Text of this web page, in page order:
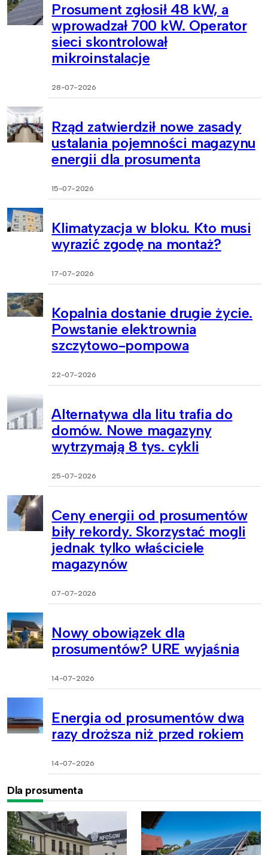
Prosument zgłosił 48 kW, a
wprowadzał 700 kW. Operator
sieci skontrolował
mikroinstalacje
28-07-2026
Rząd zatwierdził nowe zasady
ustalania pojemności magazynu
energii dla prosumenta
15-07-2026
Klimatyzacja w bloku. Kto musi
wyrazić zgodę na montaż?
17-07-2026
Kopalnia dostanie drugie życie.
Powstanie elektrownia
szczytowo-pompowa
22-07-2026
Alternatywa dla litu trafia do
domów. Nowe magazyny
wytrzymają 8 tys. cykli
25-07-2026
Ceny energii od prosumentów
biły rekordy. Skorzystać mogli
jednak tylko właściciele
magazynów
07-07-2026
Nowy obowiązek dla
prosumentów? URE wyjaśnia
14-07-2026
Energia od prosumentów dwa
razy droższa niż przed rokiem
14-07-2026
Dla prosumenta